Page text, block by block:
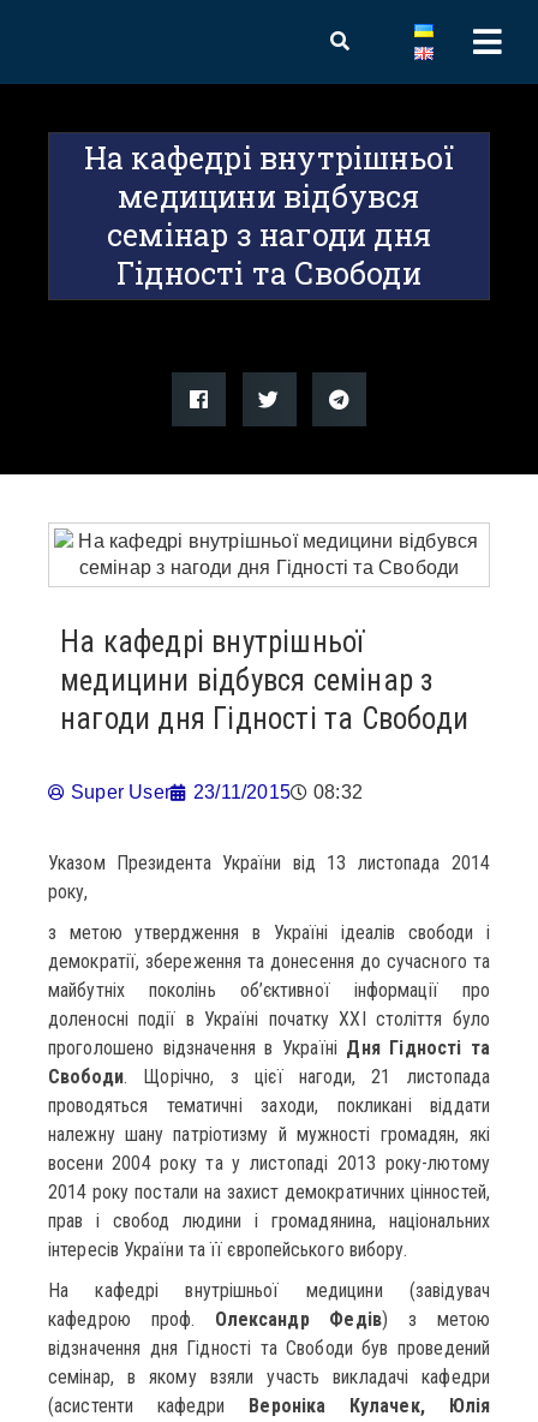
На кафедрі внутрішньої
медицини відбувся
семінар з нагоди дня
Гідності та Свободи
На кафедрі внутрішньої
медицини відбувся семінар з
нагоди дня Гідності та Свободи
Super User 23/11/2015 08:32
Указом Президента України від 13 листопада 2014
року,
з метою утвердження в Україні ідеалів свободи і
демократії, збереження та донесення до сучасного та
майбутніх поколінь об’єктивної інформації про
доленосні події в Україні початку ХХІ століття було
проголошено відзначення в Україні Дня Гідності та
Свободи. Щорічно, з цієї нагоди, 21 листопада
проводяться тематичні заходи, покликані віддати
належну шану патріотизму й мужності громадян, які
восени 2004 року та у листопаді 2013 року-лютому
2014 року постали на захист демократичних цінностей,
прав і свобод людини і громадянина, національних
інтересів України та її європейського вибору.
На кафедрі внутрішньої медицини (завідувач
кафедрою проф. Олександр Федів) з метою
відзначення дня Гідності та Свободи був проведений
семінар, в якому взяли участь викладачі кафедри
(асистенти кафедри Вероніка Кулачек, Юлія